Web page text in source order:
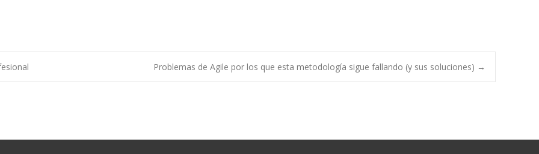
Problemas de Agile por los que esta metodología sigue fallando (y sus soluciones) →